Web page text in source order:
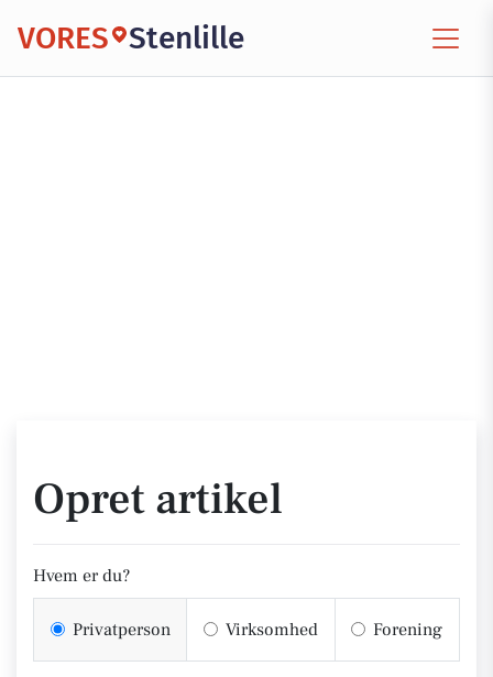
VORES Stenlille
Opret artikel
Hvem er du?
Privatperson Virksomhed Forening